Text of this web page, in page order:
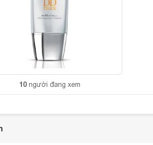
10 người đang xem